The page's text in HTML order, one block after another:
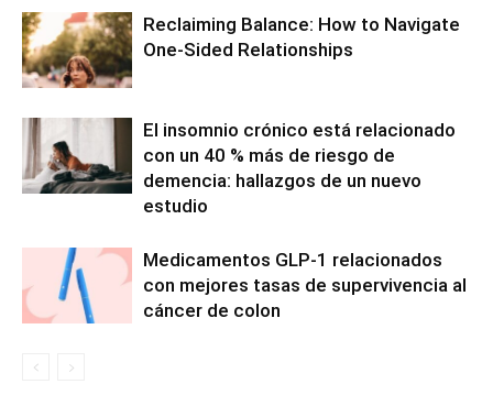
Reclaiming Balance: How to Navigate
One-Sided Relationships
El insomnio crónico está relacionado
con un 40 % más de riesgo de
demencia: hallazgos de un nuevo
estudio
Medicamentos GLP-1 relacionados
con mejores tasas de supervivencia al
cáncer de colon